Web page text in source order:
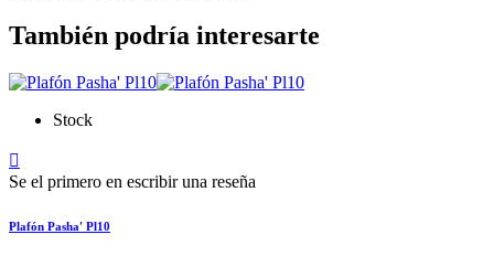
También podría interesarte
Stock

Se el primero en escribir una reseña
Plafón Pasha' Pl10